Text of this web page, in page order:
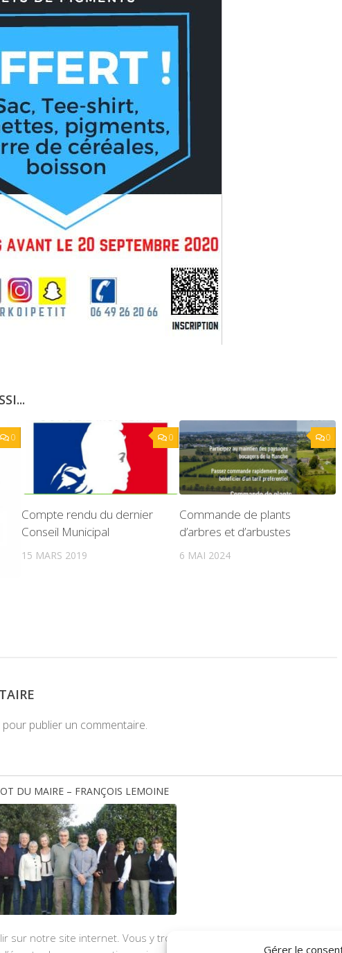
Gérer le
0 0
Compte rendu du dernier
Conseil Municipal
15 MARS 2019
0
Commande de plants
d’arbres et d’arbustes
6 MAI 2024
pour publier un commentaire.
DU MAIRE – FRANÇOIS LEMOINE
sur notre site internet. Vous y trouverez les données pratiques, les